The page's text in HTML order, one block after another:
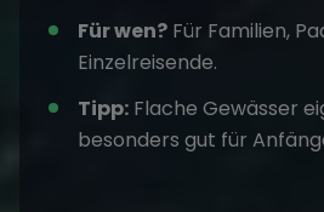
Für wen? Für Familien,
Einzelreisende.
Tipp: Flache Gewässer
besonders gut für